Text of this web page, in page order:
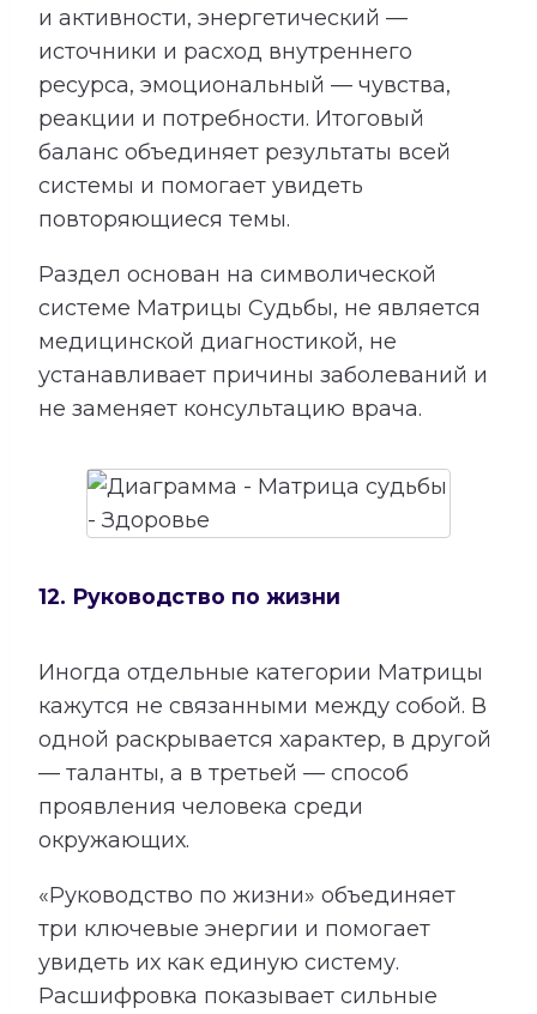
и активности, энергетический —
источники и расход внутреннего
ресурса, эмоциональный — чувства,
реакции и потребности. Итоговый
баланс объединяет результаты всей
системы и помогает увидеть
повторяющиеся темы.
Раздел основан на символической
системе Матрицы Судьбы, не является
медицинской диагностикой, не
устанавливает причины заболеваний и
не заменяет консультацию врача.
12. Руководство по жизни
Иногда отдельные категории Матрицы
кажутся не связанными между собой. В
одной раскрывается характер, в другой
— таланты, а в третьей — способ
проявления человека среди
окружающих.
«Руководство по жизни» объединяет
три ключевые энергии и помогает
увидеть их как единую систему.
Расшифровка показывает сильные